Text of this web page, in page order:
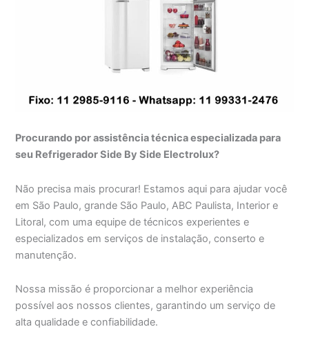
Procurando por assistência técnica especializada para
seu Refrigerador Side By Side Electrolux?
Não precisa mais procurar! Estamos aqui para ajudar você
em São Paulo, grande São Paulo, ABC Paulista, Interior e
Litoral, com uma equipe de técnicos experientes e
especializados em serviços de instalação, conserto e
manutenção.
Nossa missão é proporcionar a melhor experiência
possível aos nossos clientes, garantindo um serviço de
alta qualidade e confiabilidade.